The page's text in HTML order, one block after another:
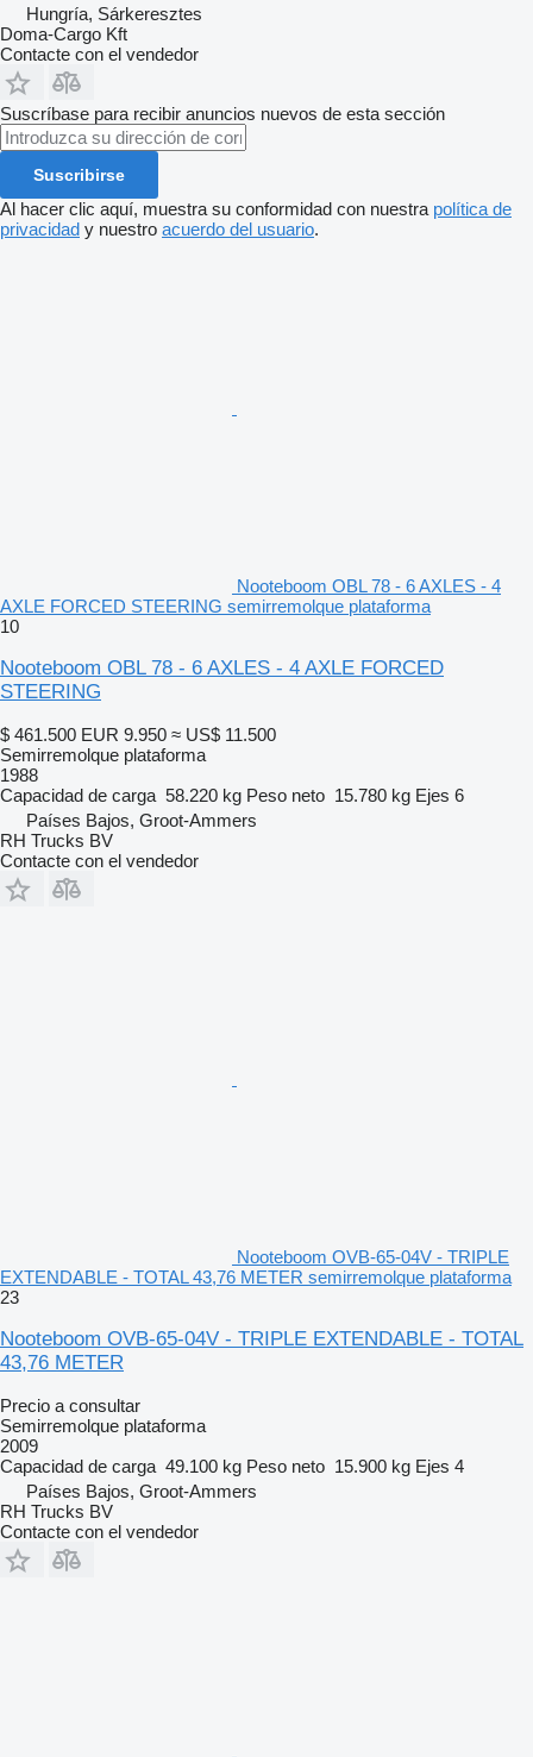
Hungría, Sárkeresztes
Doma-Cargo Kft
Contacte con el vendedor
Suscríbase para recibir anuncios nuevos de esta sección
Suscribirse
Al hacer clic aquí, muestra su conformidad con nuestra política de
privacidad y nuestro acuerdo del usuario.
Nooteboom OBL 78 - 6 AXLES - 4
AXLE FORCED STEERING semirremolque plataforma
10
Nooteboom OBL 78 - 6 AXLES - 4 AXLE FORCED
STEERING
$ 461.500 EUR 9.950 ≈ US$ 11.500
Semirremolque plataforma
1988
Capacidad de carga 58.220 kg Peso neto 15.780 kg Ejes 6
Países Bajos, Groot-Ammers
RH Trucks BV
Contacte con el vendedor
Nooteboom OVB-65-04V - TRIPLE
EXTENDABLE - TOTAL 43,76 METER semirremolque plataforma
23
Nooteboom OVB-65-04V - TRIPLE EXTENDABLE - TOTAL
43,76 METER
Precio a consultar
Semirremolque plataforma
2009
Capacidad de carga 49.100 kg Peso neto 15.900 kg Ejes 4
Países Bajos, Groot-Ammers
RH Trucks BV
Contacte con el vendedor